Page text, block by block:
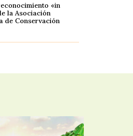
«in
la Asociación
de Conservación